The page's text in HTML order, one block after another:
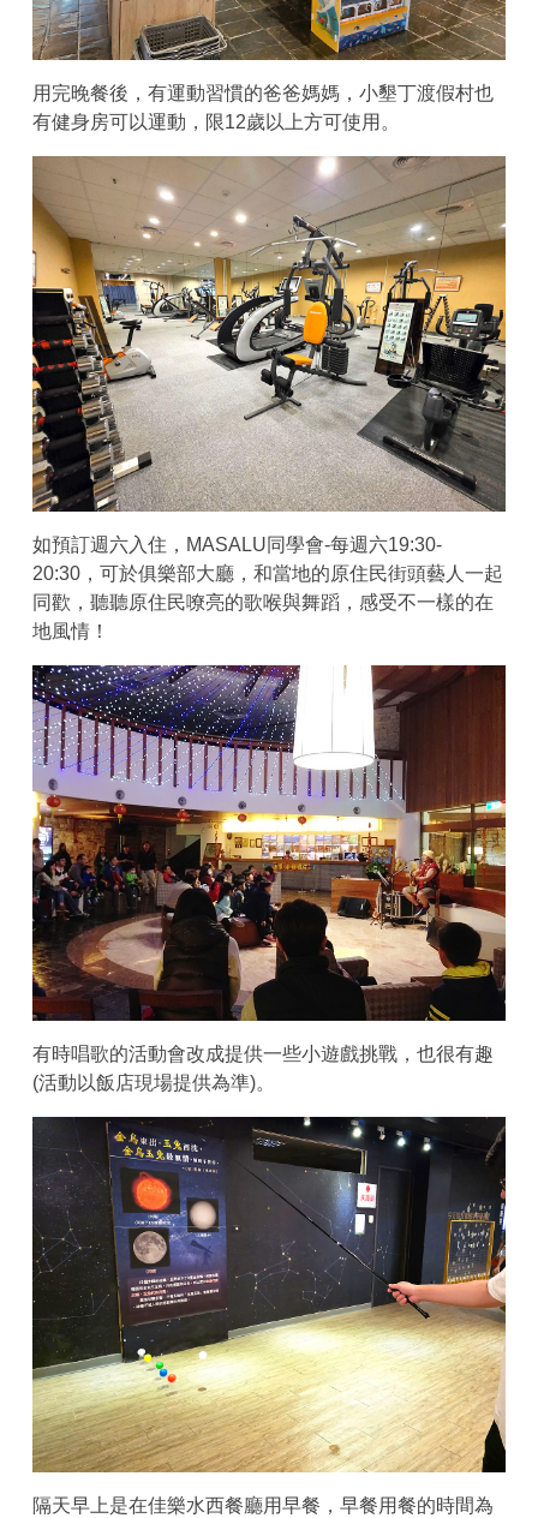
用完晚餐後，有運動習慣的爸爸媽媽，小墾丁渡假村也
有健身房可以運動，限12歲以上方可使用。
如預訂週六入住，MASALU同學會-每週六19:30-
20:30，可於俱樂部大廳，和當地的原住民街頭藝人一起
同歡，聽聽原住民嘹亮的歌喉與舞蹈，感受不一樣的在
地風情！
有時唱歌的活動會改成提供一些小遊戲挑戰，也很有趣
(活動以飯店現場提供為準)。
隔天早上是在佳樂水西餐廳用早餐，早餐用餐的時間為